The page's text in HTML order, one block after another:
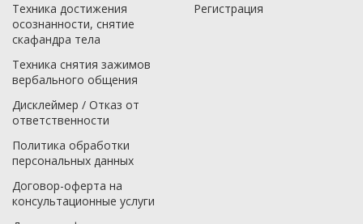
Техника достижения
осознанности, снятие
скафандра тела
Техника снятия зажимов
вербального общения
Дисклеймер / Отказ от
ответственности
Политика обработки
персональных данных
Договор-оферта на
консультационные услуги
Регистрация